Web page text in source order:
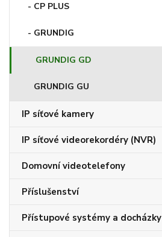
- CP PLUS
- GRUNDIG
GRUNDIG GD
GRUNDIG GU
IP síťové kamery
IP síťové videorekordéry (NVR)
Domovní videotelefony
Příslušenství
Přístupové systémy a docházky